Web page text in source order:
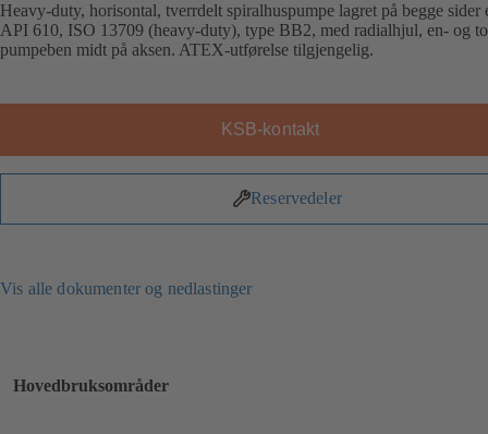
Heavy-duty, horisontal, tverrdelt spiralhuspumpe lagret på begge sider
API 610, ISO 13709 (heavy-duty), type BB2, med radialhjul, en- og
pumpeben midt på aksen. ATEX-utførelse tilgjengelig.
KSB-kontakt
Reservedeler
Vis alle dokumenter og nedlastinger
Hovedbruksområder